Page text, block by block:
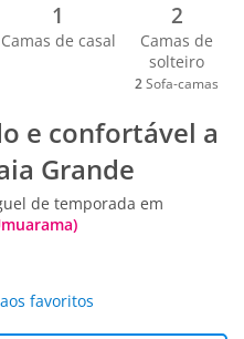
1
Camas de casal
2
Camas de
solteiro
2 Sofa-camas
e confortável a
Grande
de temporada em
favoritos